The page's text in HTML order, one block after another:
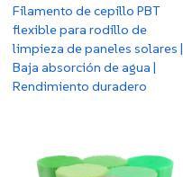
Filamento de cepillo PBT
flexible para rodillo de
limpieza de paneles solares |
Baja absorción de agua |
Rendimiento duradero